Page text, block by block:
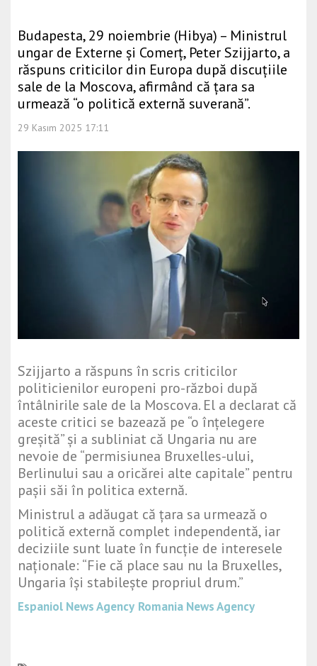
Budapesta, 29 noiembrie (Hibya) – Ministrul
ungar de Externe și Comerț, Peter Szijjarto, a
răspuns criticilor din Europa după discuțiile
sale de la Moscova, afirmând că țara sa
urmează “o politică externă suverană”.
29 Kasım 2025 17:11
Szijjarto a răspuns în scris criticilor
politicienilor europeni pro-război după
întâlnirile sale de la Moscova. El a declarat că
aceste critici se bazează pe “o înțelegere
greșită” și a subliniat că Ungaria nu are
nevoie de “permisiunea Bruxelles-ului,
Berlinului sau a oricărei alte capitale” pentru
pașii săi în politica externă.
Ministrul a adăugat că țara sa urmează o
politică externă complet independentă, iar
deciziile sunt luate în funcție de interesele
naționale: “Fie că place sau nu la Bruxelles,
Ungaria își stabilește propriul drum.”
Espaniol News Agency Romania News Agency